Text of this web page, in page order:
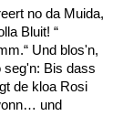
no da Muida,
Bluit! “
Und blos'n,
seg'n: Bis dass
de kloa Rosi
und